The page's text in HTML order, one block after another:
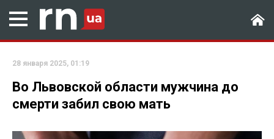
28 января 2025, 01:19
Во Львовской области мужчина до
смерти забил свою мать